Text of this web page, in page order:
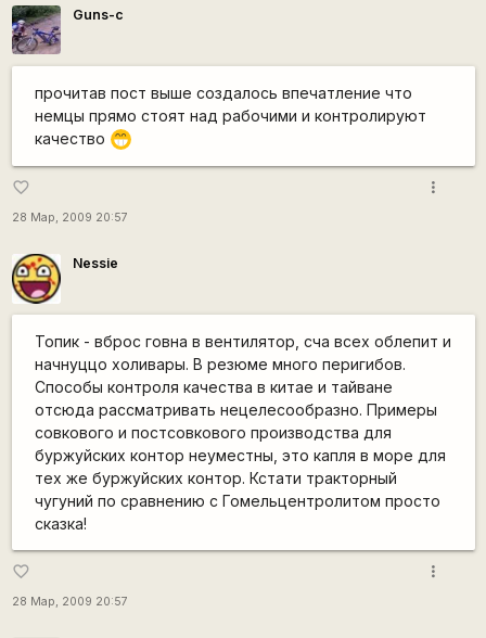
Guns-c
прочитав пост выше создалось впечатление что
немцы прямо стоят над рабочими и контролируют
качество ;D
favorite_border
28 Мар, 2009 20:57
more_vert
Nessie
Топик - вброс говна в вентилятор, сча всех облепит и
начнуццо холивары. В резюме много перигибов.
Способы контроля качества в китае и тайване
отсюда рассматривать нецелесообразно. Примеры
совкового и постсовкового производства для
буржуйских контор неуместны, это капля в море для
тех же буржуйских контор. Кстати тракторный
чугуний по сравнению с Гомельцентролитом просто
сказка!
favorite_border
28 Мар, 2009 20:57
more_vert